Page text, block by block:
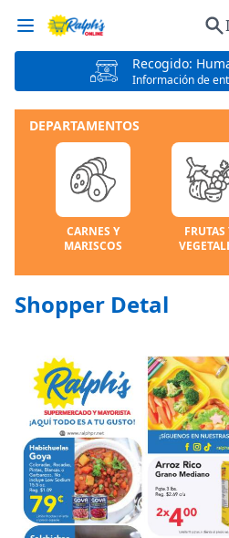
Recogido:
Información de
DEPARTAMENTOS
CARNES Y
MARISCOS
FRUTAS
Shopper Detal